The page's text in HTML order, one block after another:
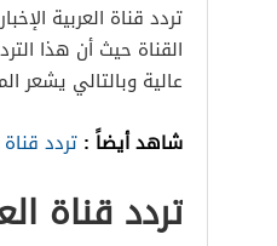
تردد قناة العربية
القناة حيث أن هذا
عالية وبالتالي يشعر
شاهد أيضاً : تردد
تردد قناة